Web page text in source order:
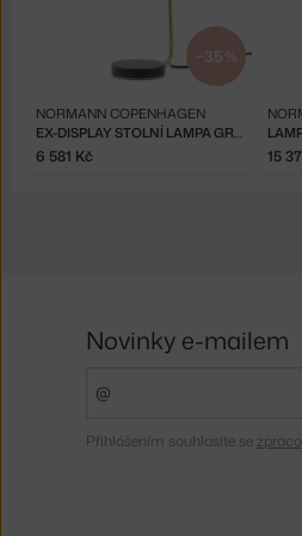
−35 %
EX-DISPLAY STOLNÍ LAMPA GRANT, BRASS
NORMANN COPENHAGEN
6 581 Kč 15
Novinky e-mailem
Přihlášením souhlasíte se